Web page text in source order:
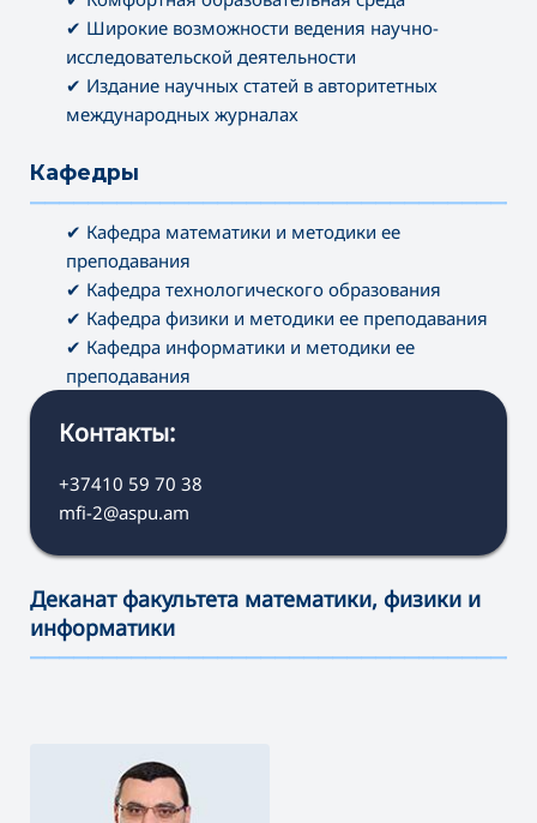
✔ Широкие возможности ведения научно-
исследовательской деятельности
✔ Издание научных статей в авторитетных
международных журналах
Кафедры
✔ Кафедра математики и методики ее
преподавания
✔ Кафедра технологического образования
✔ Кафедра физики и методики ее преподавания
✔ Кафедра информатики и методики ее
преподавания
Контакты:
+37410 59 70 38
mfi-2@aspu.am
Деканат факультета математики, физики и
информатики